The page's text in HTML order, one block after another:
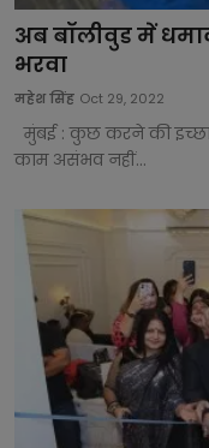
अब बॉलीवुड में
भरवा
महेश सिंह Oct 29, 2022
मुंबई : कुछ करने की
काम असंभव नहीं...